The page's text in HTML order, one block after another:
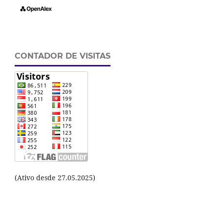
CONTADOR DE VISITAS
(Ativo desde 27.05.2025)